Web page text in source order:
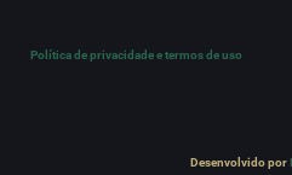
Política de privacidade e termos de uso
Desenvolvido por